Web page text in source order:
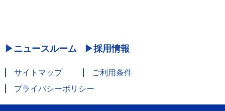
ニュースルーム 採用情報
サイトマップ
ご利用条件
プライバシーポリシー